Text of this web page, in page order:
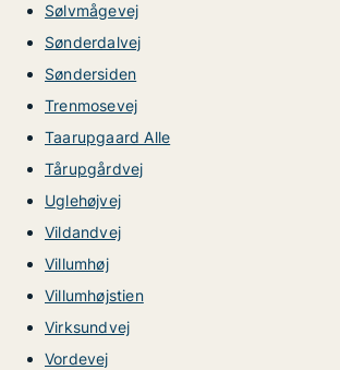
Sølvmågevej
Sønderdalvej
Søndersiden
Trenmosevej
Taarupgaard Alle
Tårupgårdvej
Uglehøjvej
Vildandvej
Villumhøj
Villumhøjstien
Virksundvej
Vordevej